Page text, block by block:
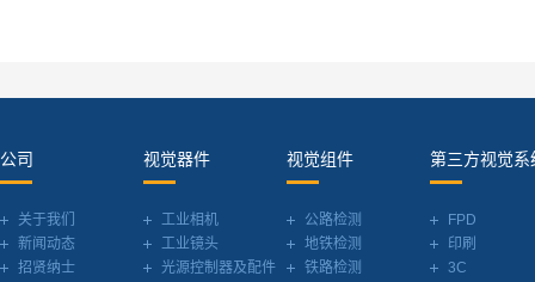
公司
关于我们
新闻动态
招贤纳士
视觉器件
工业相机
工业镜头
光源控制器及配件
视觉组件
公路检测
地铁检测
铁路检测
第三方视觉系
FPD
印刷
3C